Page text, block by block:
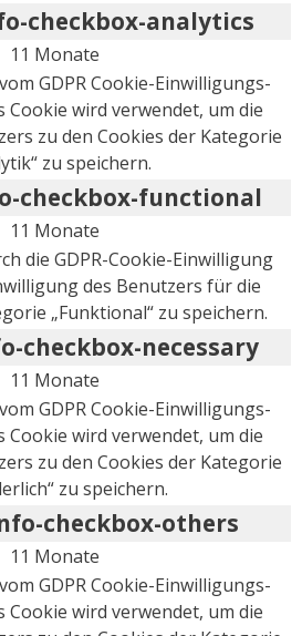
checkbox-analytics
11 Monate
GDPR Cookie-Einwilligungs-
Cookie wird verwendet, um die
zu den Cookies der Kategorie
zu speichern.
checkbox-functional
11 Monate
die GDPR-Cookie-Einwilligung
des Benutzers für die
„Funktional“ zu speichern.
checkbox-necessary
11 Monate
GDPR Cookie-Einwilligungs-
Cookie wird verwendet, um die
zu den Cookies der Kategorie
zu speichern.
checkbox-others
11 Monate
GDPR Cookie-Einwilligungs-
Cookie wird verwendet, um die